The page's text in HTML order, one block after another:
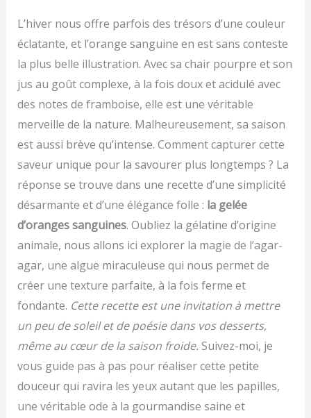
L’hiver nous offre parfois des trésors d’une couleur
éclatante, et l’orange sanguine en est sans conteste
la plus belle illustration. Avec sa chair pourpre et son
jus au goût complexe, à la fois doux et acidulé avec
des notes de framboise, elle est une véritable
merveille de la nature. Malheureusement, sa saison
est aussi brève qu’intense. Comment capturer cette
saveur unique pour la savourer plus longtemps ? La
réponse se trouve dans une recette d’une simplicité
désarmante et d’une élégance folle : la gelée
d’oranges sanguines. Oubliez la gélatine d’origine
animale, nous allons ici explorer la magie de l’agar-
agar, une algue miraculeuse qui nous permet de
créer une texture parfaite, à la fois ferme et
fondante. Cette recette est une invitation à mettre
un peu de soleil et de poésie dans vos desserts,
même au cœur de la saison froide. Suivez-moi, je
vous guide pas à pas pour réaliser cette petite
douceur qui ravira les yeux autant que les papilles,
une véritable ode à la gourmandise saine et